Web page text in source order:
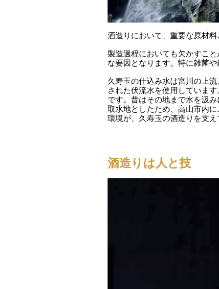
酒造りにおいて、重要な原材
製造過程においても欠かすこ
な要因となります。特に雑菌
久寿玉の仕込み水は宮川の上
された伏流水を使用していま
です。昔はその地まで水を汲
取水地としたため、高山市内
環境が、久寿玉の酒造りを支
酒造りは人と技